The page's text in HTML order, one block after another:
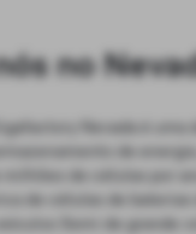
no
Nevada é uma
de
de células por
de células de
Semi de grande